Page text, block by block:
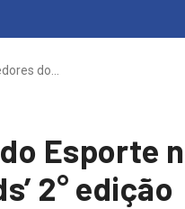
do…
Esporte
2° edição